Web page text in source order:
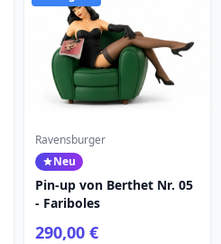
Ravensburger
Neu
Pin-up von Berthet Nr. 05
- Fariboles
290,00 €